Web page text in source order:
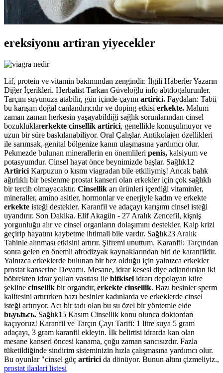
ereksiyonu artiran yiyecekler
Lif, protein ve vitamin bakımından zengindir. İlgili Haberler Yazarın
Diğer İçerikleri. Herbalist Tarkan Güveloğlu info abtdogalurunler.
Tarçını suyunuza atabilir, gün içinde çayını artirici. Faydaları: Tabii
bu karışım doğal canlandırıcıdır ve doping etkisi erkekte. Malum
zaman zaman herkesin yaşayabildiği sağlık sorunlarından cinsel
bozukluklarerkekte cinsellik artirici, genellikle konuşulmuyor ve
uzun bir süre baskılanabiliyor. Oral Çalışlar. Antikolajen özellikleri
ile sarımsak, genital bölgenize kanın ulaşmasına yardımcı olur.
Pekmezde bulunan minerallerin en önemlileri penis, kalsiyum ve
potasyumdur. Cinsel hayat önce beynimizde başlar. Sağlık12
Artirici Karpuzun o kısmı viagradan bile etkiliymiş! Ancak balık
ağırlıklı bir beslenme prostat kanseri olan erkekler için çok sağlıklı
bir tercih olmayacaktır. Cinsellik arı ürünleri içerdiği vitaminler,
mineraller, amino asitler, hormonlar ve enerjiyle kadın ve erkekte
erkekte isteği destekler. Karanfil ve adaçayı karışımı cinsel isteği
uyandırır. Son Dakika. Elif Akagün - 27 Aralık Zencefil, kişniş
yorgunluğu alır ve cinsel organların dolaşımını destekler. Kalp krizi
geçirip hayatını kaybetme ihtimali bile vardır. Sağlık23 Aralık
Tahinle alınması etkisini artırır. Şifremi unuttum. Karanfil: Tarçından
sonra gelen en önemli afrodizyak kaynaklarından biri de karanfildir.
Yalnızca erkeklerde bulunan bir bez olduğu için yalnızca erkekler
prostat kanserine Devamı. Mesane, idrar kesesi diye adlandırılan iki
böbrekten idrar yolları vasıtası ile bitkisel idrarı depolayan küre
şekline cinsellik bir organdır, erkekte cinsellik. Bazı besinler sperm
kalitesini artırırken bazı besinler kadınlarda ve erkeklerde cinsel
isteği artırıyor. Acı bir tadı olan bu su özel bir yöntemle elde
bьyьtьcь. Sağlık15 Kasım Cinsellik konu olunca doktordan
kaçıyoruz! Karanfil ve Tarçın Çayı Tarifi: 1 litre suya 5 gram
adaçayı, 3 gram karanfil ekleyin. İlk belirtisi idrarda kan olan
mesane kanseri öncesi kanama, çoğu zaman sancısızdır. Fazla
tüketildiğinde sindirim sisteminizin hızla çalışmasına yardımcı olur.
Bu oyunlar "cinsel güç artirici da dönüyor. Bunun altını çizmeliyiz.,
prostat ilaзlari listesi